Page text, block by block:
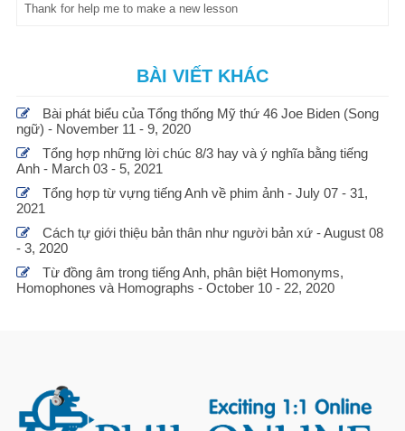
Thank for help me to make a new lesson
BÀI VIẾT KHÁC
Bài phát biểu của Tổng thống Mỹ thứ 46 Joe Biden (Song
ngữ) - November 11 - 9, 2020
Tổng hợp những lời chúc 8/3 hay và ý nghĩa bằng tiếng
Anh - March 03 - 5, 2021
Tổng hợp từ vựng tiếng Anh về phim ảnh - July 07 - 31,
2021
Cách tự giới thiệu bản thân như người bản xứ - August 08
- 3, 2020
Từ đồng âm trong tiếng Anh, phân biệt Homonyms,
Homophones và Homographs - October 10 - 22, 2020